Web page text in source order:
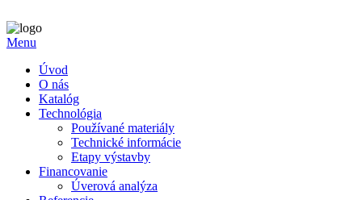
Menu
Úvod
O nás
Katalóg
Technológia
Používané materiály
Technické informácie
Etapy výstavby
Financovanie
Úverová analýza